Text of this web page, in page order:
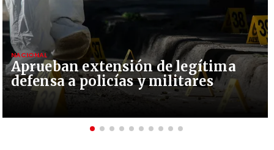
Aprueban extensión de legítima
defensa a policías y militares
NACIONAL